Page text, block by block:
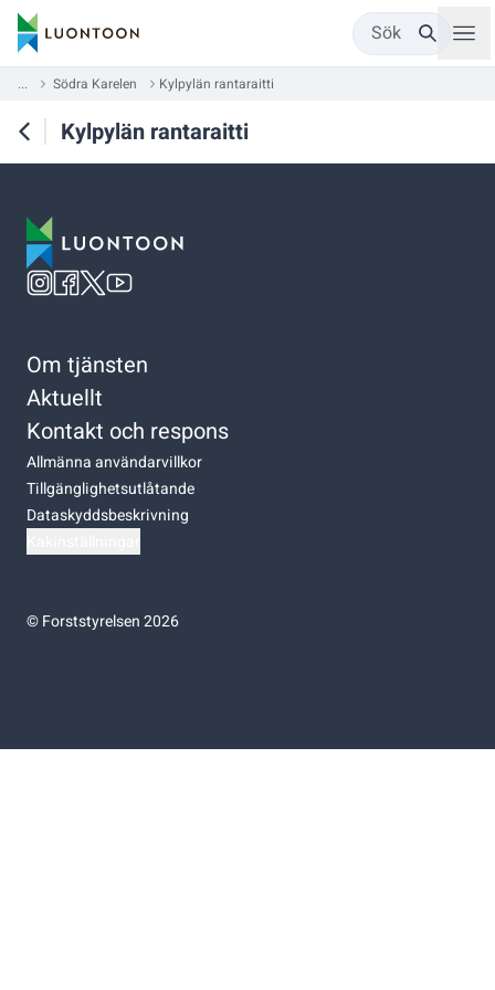
Sök
... Södra Karelen Kylpylän rantaraitti
Kylpylän rantaraitti
Om tjänsten
Aktuellt
Kontakt och respons
Allmänna användarvillkor
Tillgänglighetsutlåtande
Dataskyddsbeskrivning
©Forststyrelsen 2026